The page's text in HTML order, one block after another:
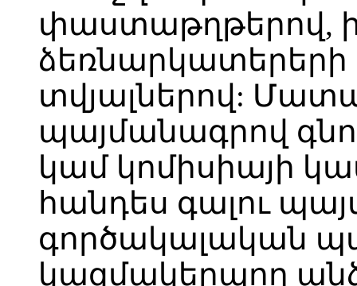
փաստաթղթերով,
տվյալներով:
պայմանագրով
կամ կոմիսիայի
հանդես գալու
գործակալական
կազմակերպող